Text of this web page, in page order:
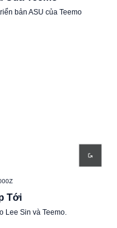
bản ASU của Teemo
Tới
Lee Sin và Teemo.